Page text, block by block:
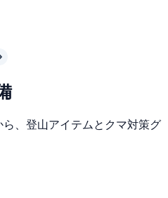
、登山アイテムとクマ対策グ